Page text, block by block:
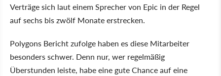
Verträge sich laut einem Sprecher von Epic in der Regel
auf sechs bis zwölf Monate erstrecken.
Polygons Bericht zufolge haben es diese Mitarbeiter
besonders schwer. Denn nur, wer regelmäßig
Überstunden leiste, habe eine gute Chance auf eine